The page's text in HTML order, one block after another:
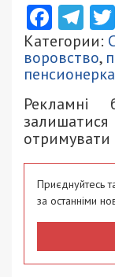
Категории:
воровство,
пенсионерка
отримувати
Приєднуйтесь
за останніми